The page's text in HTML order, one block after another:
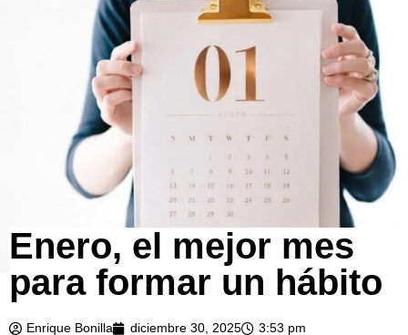
Enero, el mejor mes
para formar un hábito
Enrique Bonilla diciembre 30, 2025 3:53 pm